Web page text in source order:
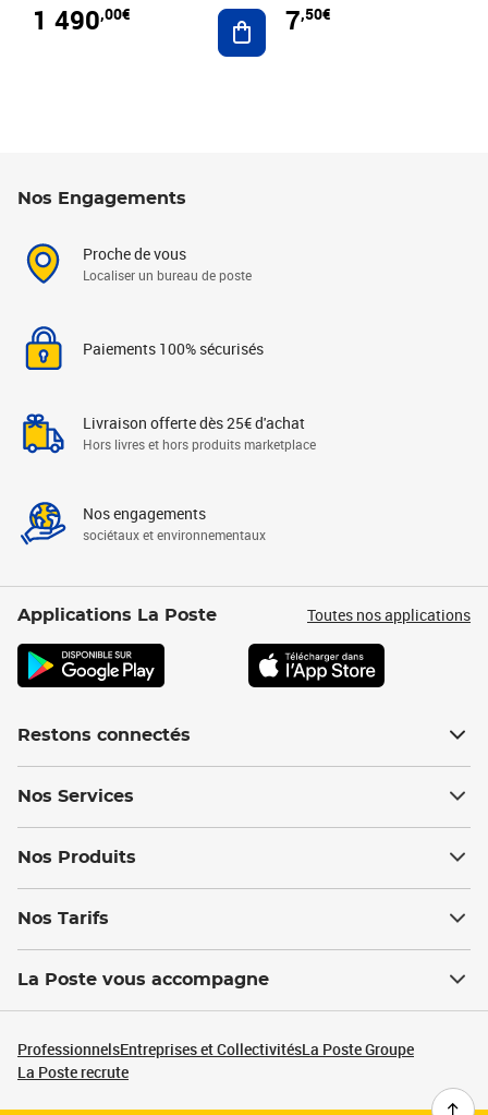
1 490,00€ Ajouter au panier
7,50€
Nos Engagements
Proche de vous
Localiser un bureau de poste
Paiements 100% sécurisés
Livraison offerte dès 25€ d'achat
Hors livres et hors produits marketplace
Nos engagements
sociétaux et environnementaux
Applications La Poste Toutes nos applications
Restons connectés
Nos Services
Nos Produits
Nos Tarifs
La Poste vous accompagne
ProfessionnelsEntreprises et CollectivitésLa Poste Groupe
La Poste recrute